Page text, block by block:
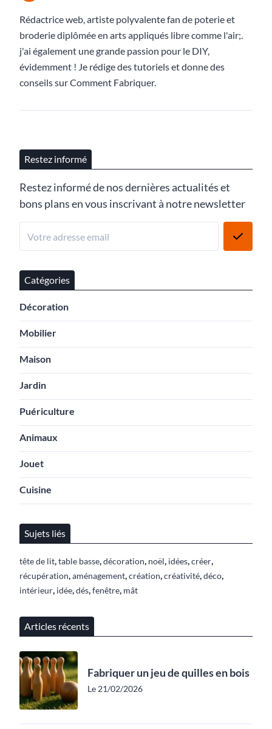
Rédactrice web, artiste polyvalente fan de poterie et
broderie diplômée en arts appliqués libre comme l'air;.
j'ai également une grande passion pour le DIY,
évidemment ! Je rédige des tutoriels et donne des
conseils sur Comment Fabriquer.
Restez informé
Restez informé de nos dernières actualités et
bons plans en vous inscrivant à notre newsletter
Catégories
Décoration
Mobilier
Maison
Jardin
Puériculture
Animaux
Jouet
Cuisine
Sujets liés
tête de lit,table basse,décoration, noël, idées,créer,
récupération,aménagement,création,créativité,déco,
intérieur, idée,dés,fenêtre, mât
Articles récents
Fabriquer un jeu de quilles en bois
Le 21/02/2026